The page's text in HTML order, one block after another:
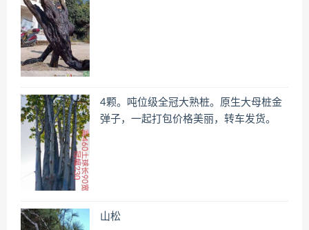
4颗。吨位级全冠大熟桩。原生大母桩金
弹子，一起打包价格美丽，转车发货。
山松